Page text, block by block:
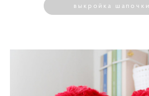
выкройка шапочки